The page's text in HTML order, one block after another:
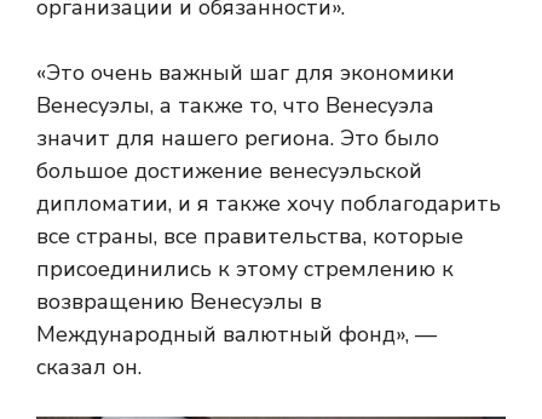
организации и обязанности».
«Это очень важный шаг для экономики
Венесуэлы, а также то, что Венесуэла
значит для нашего региона. Это было
большое достижение венесуэльской
дипломатии, и я также хочу поблагодарить
все страны, все правительства, которые
присоединились к этому стремлению к
возвращению Венесуэлы в
Международный валютный фонд», —
сказал он.